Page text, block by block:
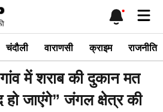
चंदौली वाराणसी क्राइम राजनीति
में शराब की दुकान मत
हो जाएंगे” जंगल क्षेत्र की